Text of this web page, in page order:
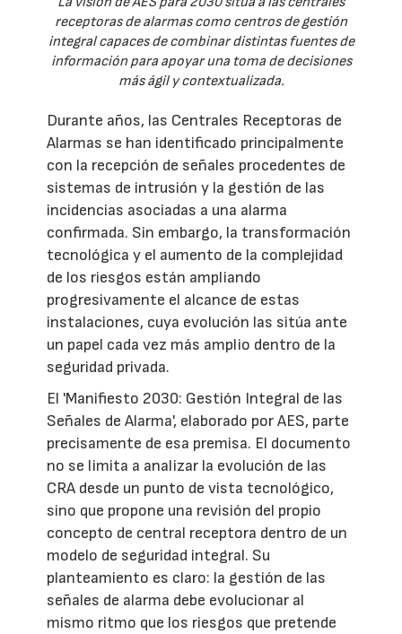
receptoras de alarmas como centros de gestión
integral capaces de combinar distintas fuentes de
información para apoyar una toma de decisiones
más ágil y contextualizada.
Durante años, las Centrales Receptoras de
Alarmas se han identificado principalmente
con la recepción de señales procedentes de
sistemas de intrusión y la gestión de las
incidencias asociadas a una alarma
confirmada. Sin embargo, la transformación
tecnológica y el aumento de la complejidad
de los riesgos están ampliando
progresivamente el alcance de estas
instalaciones, cuya evolución las sitúa ante
un papel cada vez más amplio dentro de la
seguridad privada.
El 'Manifiesto 2030: Gestión Integral de las
Señales de Alarma', elaborado por AES, parte
precisamente de esa premisa. El documento
no se limita a analizar la evolución de las
CRA desde un punto de vista tecnológico,
sino que propone una revisión del propio
concepto de central receptora dentro de un
modelo de seguridad integral. Su
planteamiento es claro: la gestión de las
señales de alarma debe evolucionar al
mismo ritmo que los riesgos que pretende